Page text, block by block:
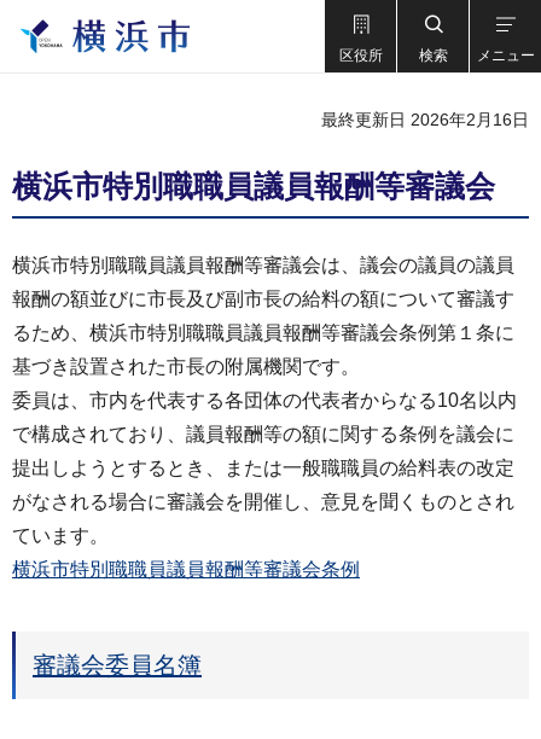
区役所 検索 メニュー
最終更新日 2026年2月16日
横浜市特別職職員議員報酬等審議会
横浜市特別職職員議員報酬等審議会は、議会の議員の議員
報酬の額並びに市長及び副市長の給料の額について審議す
るため、横浜市特別職職員議員報酬等審議会条例第１条に
基づき設置された市長の附属機関です。
委員は、市内を代表する各団体の代表者からなる10名以内
で構成されており、議員報酬等の額に関する条例を議会に
提出しようとするとき、または一般職職員の給料表の改定
がなされる場合に審議会を開催し、意見を聞くものとされ
ています。
横浜市特別職職員議員報酬等審議会条例
審議会委員名簿